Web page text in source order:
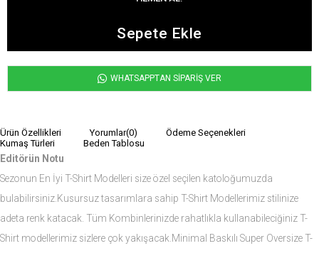
WHATSAPPTAN SİPARİŞ VER
Ürün Özellikleri Yorumlar(0)
Ödeme Seçenekleri
Kumaş Türleri
Beden Tablosu
Editörün Notu
Sezonun En İyi T-Shirt Modelleri size özel seçilen katoloğumuzda
bulabilirsiniz.Kusursuz tasarımlara sahip T-Shirt Modellerimiz stilinize
adeta renk katacak. Tüm Kombinlerinizde rahatlıkla kullanabileciğiniz T-
Shirt modellerimiz sizlere çok yakışacak.Minimal Baskılı Super Oversize T-